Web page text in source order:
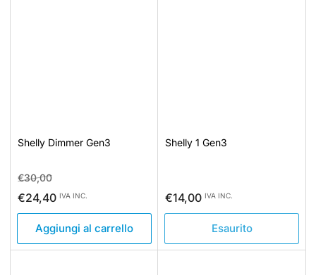
Shelly Dimmer Gen3
Prezzo
standard
€30,00Prezzo
di
€24,40 IVA INC.
Aggiungi al carrello
Shelly 1 Gen3
Prezzo
standard
€14,00 IVA INC.
Esaurito